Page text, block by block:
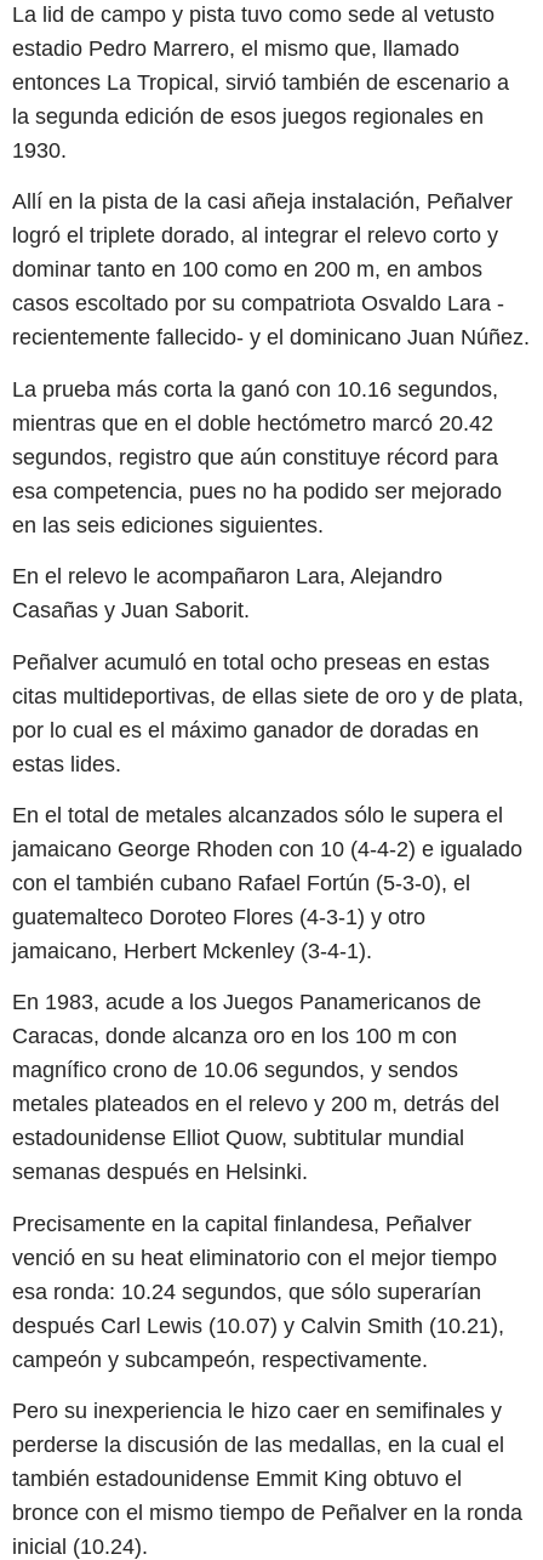
La lid de campo y pista tuvo como sede al vetusto
estadio Pedro Marrero, el mismo que, llamado
entonces La Tropical, sirvió también de escenario a
la segunda edición de esos juegos regionales en
1930.
Allí en la pista de la casi añeja instalación, Peñalver
logró el triplete dorado, al integrar el relevo corto y
dominar tanto en 100 como en 200 m, en ambos
casos escoltado por su compatriota Osvaldo Lara -
recientemente fallecido- y el dominicano Juan Núñez.
La prueba más corta la ganó con 10.16 segundos,
mientras que en el doble hectómetro marcó 20.42
segundos, registro que aún constituye récord para
esa competencia, pues no ha podido ser mejorado
en las seis ediciones siguientes.
En el relevo le acompañaron Lara, Alejandro
Casañas y Juan Saborit.
Peñalver acumuló en total ocho preseas en estas
citas multideportivas, de ellas siete de oro y de plata,
por lo cual es el máximo ganador de doradas en
estas lides.
En el total de metales alcanzados sólo le supera el
jamaicano George Rhoden con 10 (4-4-2) e igualado
con el también cubano Rafael Fortún (5-3-0), el
guatemalteco Doroteo Flores (4-3-1) y otro
jamaicano, Herbert Mckenley (3-4-1).
En 1983, acude a los Juegos Panamericanos de
Caracas, donde alcanza oro en los 100 m con
magnífico crono de 10.06 segundos, y sendos
metales plateados en el relevo y 200 m, detrás del
estadounidense Elliot Quow, subtitular mundial
semanas después en Helsinki.
Precisamente en la capital finlandesa, Peñalver
venció en su heat eliminatorio con el mejor tiempo
esa ronda: 10.24 segundos, que sólo superarían
después Carl Lewis (10.07) y Calvin Smith (10.21),
campeón y subcampeón, respectivamente.
Pero su inexperiencia le hizo caer en semifinales y
perderse la discusión de las medallas, en la cual el
también estadounidense Emmit King obtuvo el
bronce con el mismo tiempo de Peñalver en la ronda
inicial (10.24).